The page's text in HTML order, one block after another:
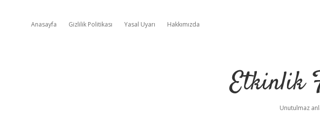
Anasayfa Gizlilik Politikası Yasal Uyarı Hakkımızda
Etkinlik
Unutulmaz